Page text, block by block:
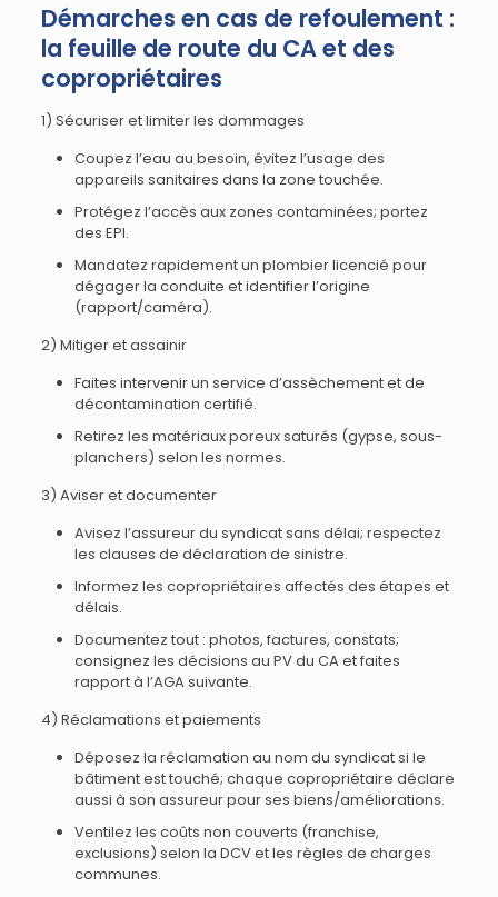
Démarches en cas de refoulement :
la feuille de route du CA et des
copropriétaires
1) Sécuriser et limiter les dommages
Coupez l’eau au besoin, évitez l’usage des
appareils sanitaires dans la zone touchée.
Protégez l’accès aux zones contaminées; portez
des EPI.
Mandatez rapidement un plombier licencié pour
dégager la conduite et identifier l’origine
(rapport/caméra).
2) Mitiger et assainir
Faites intervenir un service d’assèchement et de
décontamination certifié.
Retirez les matériaux poreux saturés (gypse, sous-
planchers) selon les normes.
3) Aviser et documenter
Avisez l’assureur du syndicat sans délai; respectez
les clauses de déclaration de sinistre.
Informez les copropriétaires affectés des étapes et
délais.
Documentez tout : photos, factures, constats;
consignez les décisions au PV du CA et faites
rapport à l’AGA suivante.
4) Réclamations et paiements
Déposez la réclamation au nom du syndicat si le
bâtiment est touché; chaque copropriétaire déclare
aussi à son assureur pour ses biens/améliorations.
Ventilez les coûts non couverts (franchise,
exclusions) selon la DCV et les règles de charges
communes.